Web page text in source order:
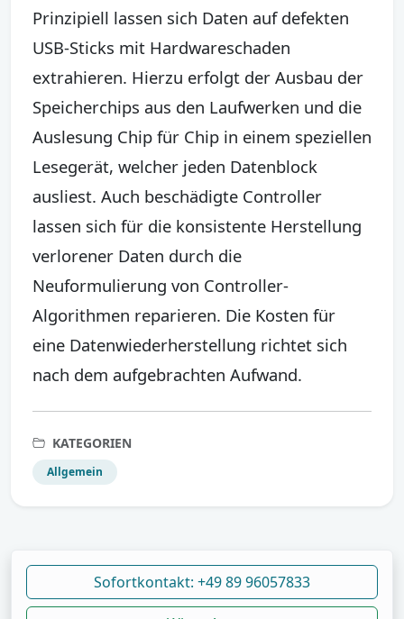
Prinzipiell lassen sich Daten auf defekten
USB-Sticks mit Hardwareschaden
extrahieren. Hierzu erfolgt der Ausbau der
Speicherchips aus den Laufwerken und die
Auslesung Chip für Chip in einem speziellen
Lesegerät, welcher jeden Datenblock
ausliest. Auch beschädigte Controller
lassen sich für die konsistente Herstellung
verlorener Daten durch die
Neuformulierung von Controller-
Algorithmen reparieren. Die Kosten für
eine Datenwiederherstellung richtet sich
nach dem aufgebrachten Aufwand.
KATEGORIEN
Allgemein
Sofortkontakt: +49 89 96057833